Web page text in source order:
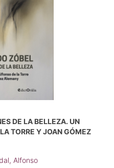
DE LA BELLEZA. UN
TORRE Y JOAN GÓMEZ
Alfonso